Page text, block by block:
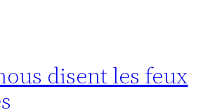
disent les feux